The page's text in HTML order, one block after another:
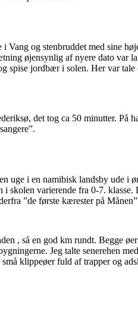
og stenbruddet med sine
øjensynlig af nyere dato
jordbær i solen. Her var
det tog ca 50 minutter. På
uge i en namibisk landsby ude
varierende fra 0-7.
”de første kærester på
, så en god km rundt. Begge
Jeg talte senerehen
klippeøer fuld af trapper og